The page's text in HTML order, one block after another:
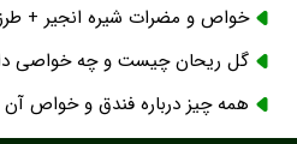
خواص و مضرات شیره انجیر +
گل ریحان چیست و چه خواصی
همه چیز درباره فندق و خواص